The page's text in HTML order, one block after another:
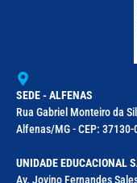
SEDE - ALFENAS
Rua Gabriel Monteiro da
Alfenas/MG - CEP:
UNIDADE EDUCACIONAL
Av. Jovino Fernandes